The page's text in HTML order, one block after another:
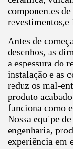
componentes
revestimentos,e
Antes de
desenhos, as
a espessura do
instalação e as
reduz os mal-
produto
funciona como
Nossa equipe
engenharia,
experiência em